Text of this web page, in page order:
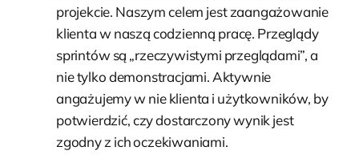
projekcie. Naszym celem jest zaangażowanie
klienta w naszą codzienną pracę. Przeglądy
sprintów są „rzeczywistymi przeglądami”, a
nie tylko demonstracjami. Aktywnie
angażujemy w nie klienta i użytkowników, by
potwierdzić, czy dostarczony wynik jest
zgodny z ich oczekiwaniami.